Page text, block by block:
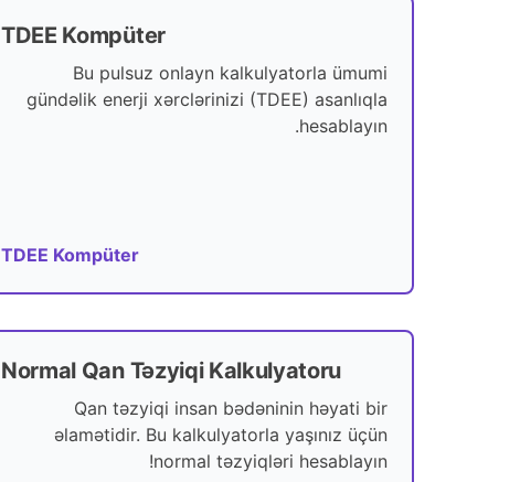
TDEE Kompüter
Bu pulsuz onlayn kalkulyatorla ümumi
gündəlik enerji xərclərinizi (TDEE) asanlıqla
hesablayın.
TDEE Kompüter
Normal Qan Təzyiqi Kalkulyatoru
Qan təzyiqi insan bədəninin həyati bir
əlamətidir. Bu kalkulyatorla yaşınız üçün
normal təzyiqləri hesablayın!